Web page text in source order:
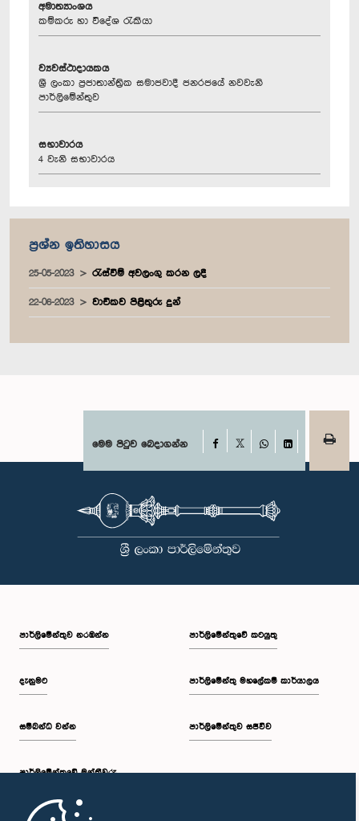
අමාත්‍යාංශය
කම්කරු හා විදේශ රැකියා
ව්‍යවස්ථාදායකය
ශ්‍රී ලංකා ප්‍රජාතාන්ත්‍රික සමාජවාදී ජනරජයේ නවවැනි
පාර්ලිමේන්තුව
සභාවාරය
4 වැනි සභාවාරය
ප්‍රශ්න ඉතිහාසය
25-05-2023 රැස්වීම් අවලංගු කරන ලදී
22-06-2023 වාචිකව පිළිතුරු දුන්
මෙම පිටුව බෙදාගන්න Facebook
WhatsAppLinkedIn
පාර්ලි‌මේන්තුව නරඹන්න
දැනුමට
සම්බන්ධ වන්න
පාර්ලි‌මේන්තුවේ මන්ත්‍රීවරු
මුල් පිටුව
පාර්ලිමේන්තුවේ කටයුතු
පාර්ලිමේන්තු මහලේකම් කාර්යාලය
පාර්ලිමේන්තුව සජීවීව